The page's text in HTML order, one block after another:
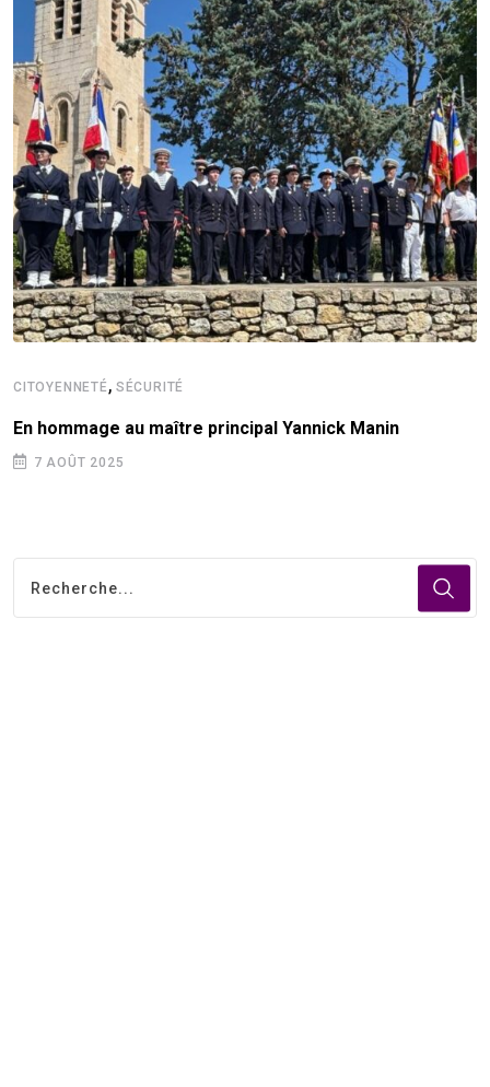
CITOYENNETÉ , SÉCURITÉ
En hommage au maître principal Yannick Manin
7 AOÛT 2025